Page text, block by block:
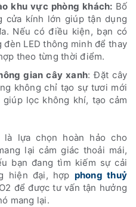
khu vực phòng khách: Bố
cửa kính lớn giúp tận dụng
Nếu có điều kiện, bạn có
LED thông minh để thay
theo từng thời điểm.
gian cây xanh: Đặt cây
không chỉ tạo sự tươi mới
lọc không khí, tạo cảm
lựa chọn hoàn hảo cho
lại cảm giác thoải mái,
bạn đang tìm kiếm sự cải
hiện đại, hợp phong thuỷ
để được tư vấn tận hưởng
mang lại.